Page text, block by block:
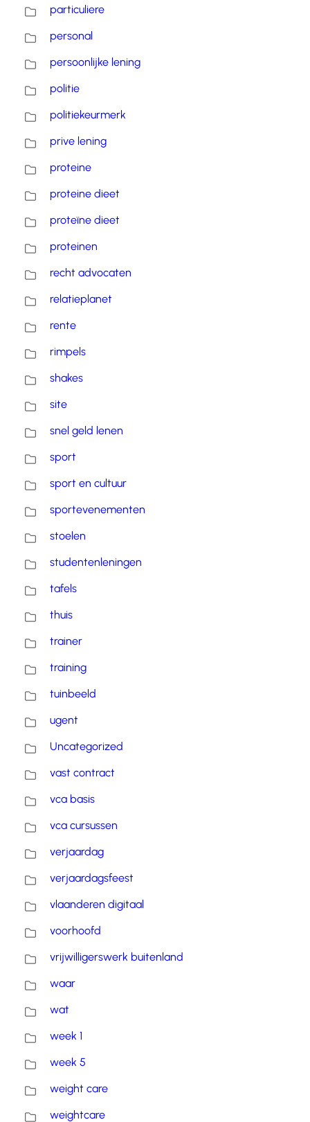
particuliere
personal
persoonlijke lening
politie
politiekeurmerk
prive lening
proteine
proteine dieet
proteïne dieet
proteinen
recht advocaten
relatieplanet
rente
rimpels
shakes
site
snel geld lenen
sport
sport en cultuur
sportevenementen
stoelen
studentenleningen
tafels
thuis
trainer
training
tuinbeeld
ugent
Uncategorized
vast contract
vca basis
vca cursussen
verjaardag
verjaardagsfeest
vlaanderen digitaal
voorhoofd
vrijwilligerswerk buitenland
waar
wat
week 1
week 5
weight care
weightcare